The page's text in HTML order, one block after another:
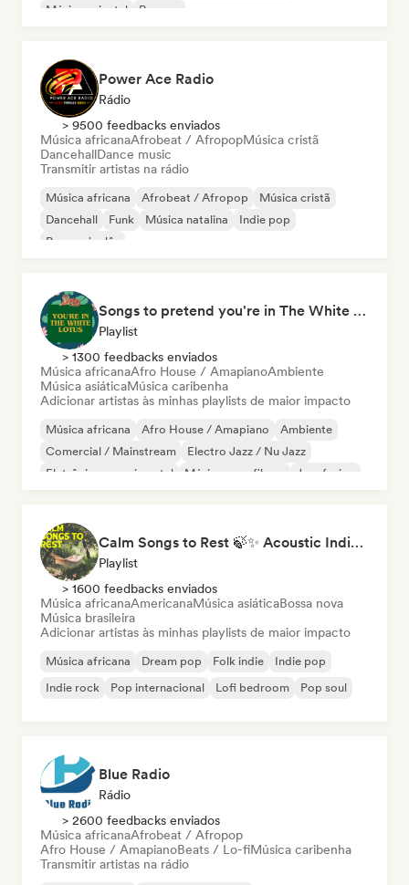
Música oriental
Reggae
Power Ace Radio
Rádio
> 9500 feedbacks enviados
Música africanaAfrobeat / AfropopMúsica cristã
DancehallDance music
Transmitir artistas na rádio
Música africana Afrobeat / Afropop
Música cristã
Dancehall
Funk Música natalina
Indie pop
Rap em inglês
Songs to pretend you're in The White Lotus
Playlist
> 1300 feedbacks enviados
Música africanaAfro House / AmapianoAmbiente
Música asiáticaMúsica caribenha
Adicionar artistas às minhas playlists de maior impacto
Música africana Afro House / Amapiano
Ambiente
Comercial / Mainstream
Electro Jazz / Nu Jazz
Eletrônica experimental
Música para filmes Jazz fusion
Calm Songs to Rest 🍃✨ Acoustic Indie Folk & Singer-Songwriter
Playlist
> 1600 feedbacks enviados
Música africanaAmericanaMúsica asiáticaBossa nova
Música brasileira
Adicionar artistas às minhas playlists de maior impacto
Música africana Dream pop Folk indie
Indie pop
Indie rock
Pop internacional Lofi bedroom Pop soul
Blue Radio
Rádio
> 2600 feedbacks enviados
Música africanaAfrobeat / Afropop
Afro House / AmapianoBeats / Lo-fiMúsica caribenha
Transmitir artistas na rádio